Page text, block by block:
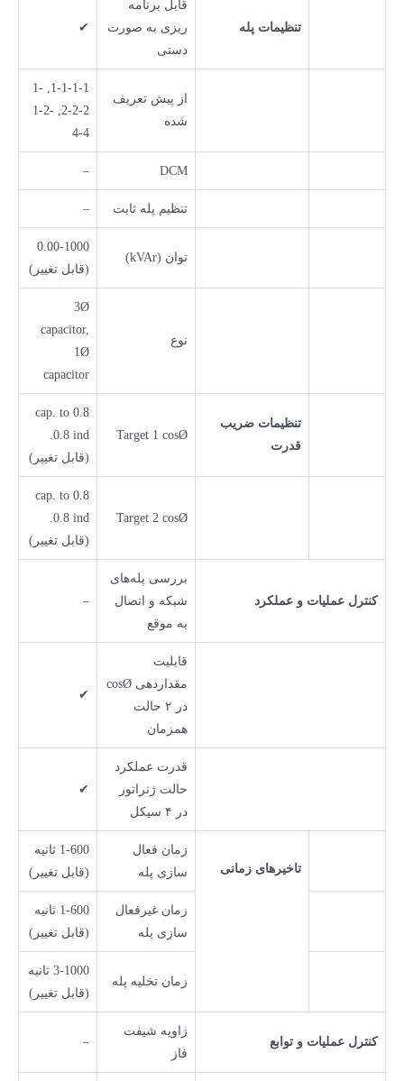
تنظیمات پله
قابل برنامه
ریزی به صورت
دستی
✔
از پیش تعریف
شده
1-1-1-1, 1-
2-2-2, 1-2-
4-4
DCM
–
تنظیم پله ثابت –
توان (kVAr)
0.00-1000
(قابل تغییر)
نوع
3Ø
capacitor,
1Ø
capacitor
تنظیمات ضریب
قدرت
Target 1 cosØ
0.8 cap. to
0.8 ind.
(قابل تغییر)
Target 2 cosØ
0.8 cap. to
0.8 ind.
(قابل تغییر)
کنترل عملیات و عملکرد
بررسی پله‌های
شبکه و اتصال
به موقع
–
قابلیت
مقداردهی cosØ
در ۲ حالت
همزمان
✔
قدرت عملکرد
حالت ژنراتور
در ۴ سیکل
✔
تاخیرهای زمانی
زمان فعال
سازی پله
1-600 ثانیه
(قابل تغییر)
زمان غیرفعال
سازی پله
1-600 ثانیه
(قابل تغییر)
زمان تخلیه پله
3-1000 ثانیه
(قابل تغییر)
کنترل عملیات و توابع
زاویه شیفت
فاز
–